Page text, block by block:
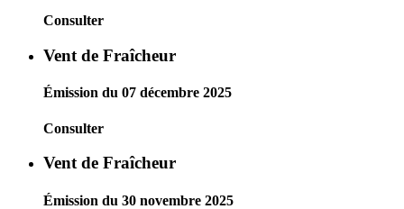
Consulter
Vent de Fraîcheur
Émission du 07 décembre 2025
Consulter
Vent de Fraîcheur
Émission du 30 novembre 2025